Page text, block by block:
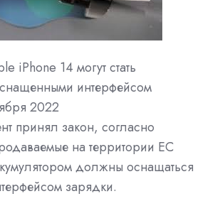
iPhone 14 могут стать
интерфейсом
2022
принял закон, согласно
на территории ЕС
должны оснащаться
зарядки.